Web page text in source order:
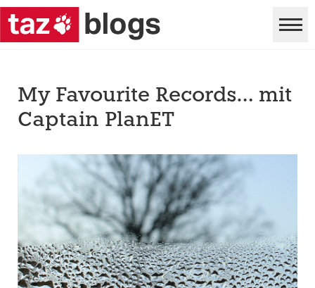
My Favourite Records… mit
Captain PlanET